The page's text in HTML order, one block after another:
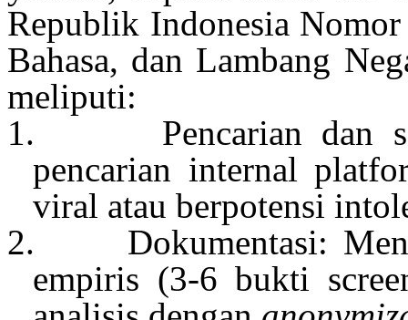
Republik Indonesia Nomor
Bahasa, dan Lambang
meliputi:
1.
Pencarian dan
pencarian internal
viral atau berpotensi
2.
Dokumentasi:
empiris (3-6bukti